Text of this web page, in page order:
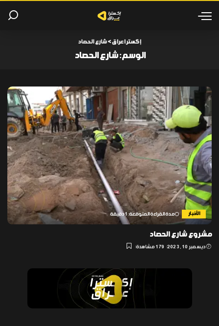
إكسترا عراق>شارع الحصاد
الوسم:شارع الحصاد
الأخبار مدة القراءة المتوقعة: 1 دقيقة
مشروع شارع الحصاد
ديسمبر 10, 2023 179 مشاهدة